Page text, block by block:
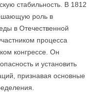
стабильность. В 1812
роль в
в Отечественной
процесса
конгрессе. Он
и установить
признавая основные